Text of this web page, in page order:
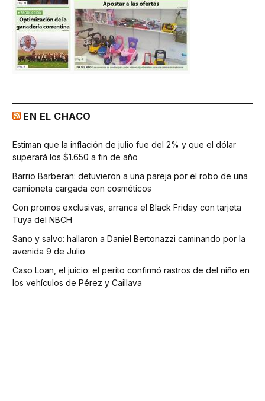
EN EL CHACO
Estiman que la inflación de julio fue del 2% y que el dólar
superará los $1.650 a fin de año
Barrio Barberan: detuvieron a una pareja por el robo de una
camioneta cargada con cosméticos
Con promos exclusivas, arranca el Black Friday con tarjeta
Tuya del NBCH
Sano y salvo: hallaron a Daniel Bertonazzi caminando por la
avenida 9 de Julio
Caso Loan, el juicio: el perito confirmó rastros de del niño en
los vehículos de Pérez y Caillava